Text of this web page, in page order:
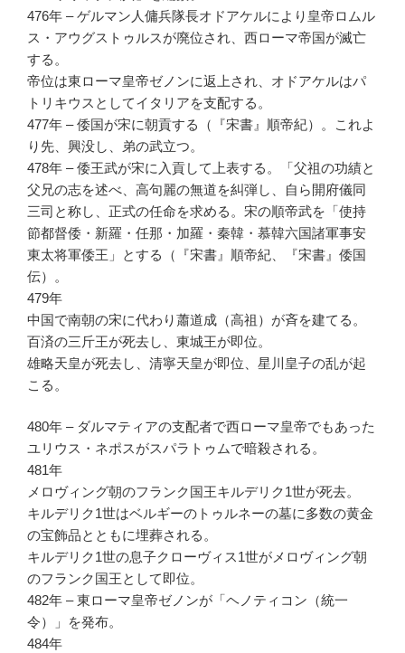
476年 – ゲルマン人傭兵隊長オドアケルにより皇帝ロムル
ス・アウグストゥルスが廃位され、西ローマ帝国が滅亡
する。
帝位は東ローマ皇帝ゼノンに返上され、オドアケルはパ
トリキウスとしてイタリアを支配する。
477年 – 倭国が宋に朝貢する（『宋書』順帝紀）。これよ
り先、興没し、弟の武立つ。
478年 – 倭王武が宋に入貢して上表する。「父祖の功績と
父兄の志を述べ、高句麗の無道を糾弾し、自ら開府儀同
三司と称し、正式の任命を求める。宋の順帝武を「使持
節都督倭・新羅・任那・加羅・秦韓・慕韓六国諸軍事安
東太将軍倭王」とする（『宋書』順帝紀、『宋書』倭国
伝）。
479年
中国で南朝の宋に代わり蕭道成（高祖）が斉を建てる。
百済の三斤王が死去し、東城王が即位。
雄略天皇が死去し、清寧天皇が即位、星川皇子の乱が起
こる。
480年 – ダルマティアの支配者で西ローマ皇帝でもあった
ユリウス・ネポスがスパラトゥムで暗殺される。
481年
メロヴィング朝のフランク国王キルデリク1世が死去。
キルデリク1世はベルギーのトゥルネーの墓に多数の黄金
の宝飾品とともに埋葬される。
キルデリク1世の息子クローヴィス1世がメロヴィング朝
のフランク国王として即位。
482年 – 東ローマ皇帝ゼノンが「ヘノティコン（統一
令）」を発布。
484年